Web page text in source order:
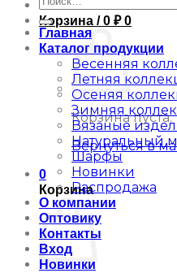
Корзина /0 ₽ 0
Корзина пуста.
Вернуться в
0
Корзина
Главная
Каталог продукции
Весенняя
Летняя
Осеняя
Зимняя
Вязаные
Натуральный
Шарфы
Новинки
Распродажа
О компании
Оптовику
Контакты
Вход
Новинки